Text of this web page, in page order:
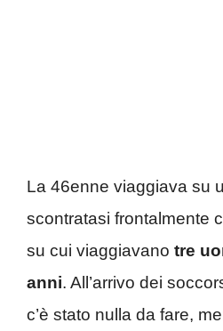
La 46enne viaggiava su
scontratasi frontalmente
su cui viaggiavano tre
anni. All’arrivo dei
c’è stato nulla da fare,